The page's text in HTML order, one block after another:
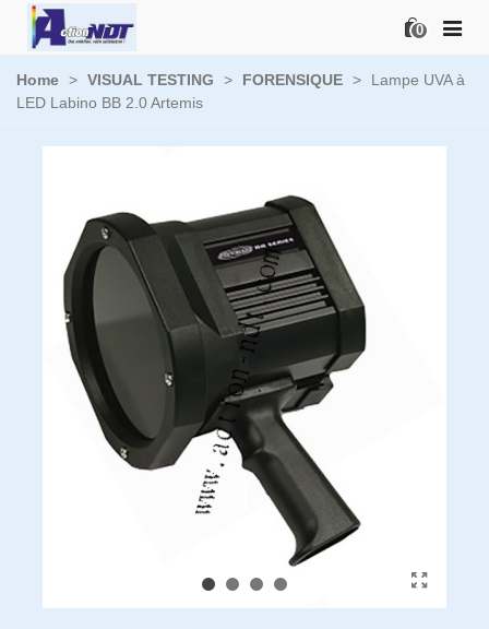
0
Home > VISUAL TESTING > FORENSIQUE >
Lampe UVA à
LED Labino BB 2.0 Artemis